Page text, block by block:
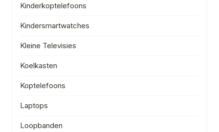
Kinderkoptelefoons
Kindersmartwatches
Kleine Televisies
Koelkasten
Koptelefoons
Laptops
Loopbanden